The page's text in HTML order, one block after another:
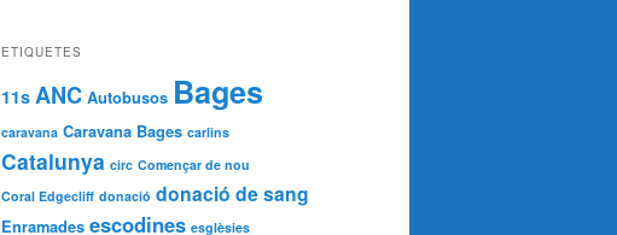
ETIQUETES
11s ANC Autobusos Bages
caravana Caravana Bages carlins
Catalunya circ Començar de nou
Coral Edgecliff donació donació de sang
Enramades escodines esglèsies